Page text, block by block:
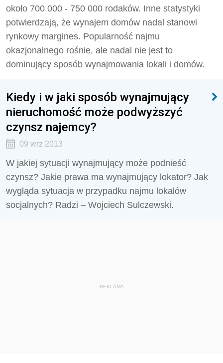
około 700 000 - 750 000 rodaków. Inne statystyki
potwierdzają, że wynajem domów nadal stanowi
rynkowy margines. Popularność najmu
okazjonalnego rośnie, ale nadal nie jest to
dominujący sposób wynajmowania lokali i domów.
Kiedy i w jaki sposób wynajmujący
nieruchomość może podwyższyć
czynsz najemcy?
09 wrz 2013
W jakiej sytuacji wynajmujący może podnieść
czynsz? Jakie prawa ma wynajmujący lokator? Jak
wygląda sytuacja w przypadku najmu lokalów
socjalnych? Radzi – Wojciech Sulczewski.
REKLAMA